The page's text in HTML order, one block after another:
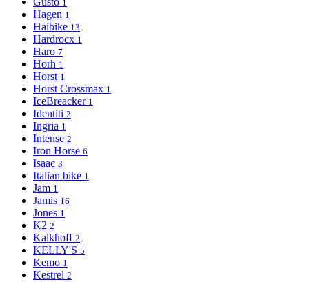
1
Hagen 1
Haibike 13
Hardrocx 1
Haro 7
Horh 1
Horst 1
Horst Crossmax 1
IceBreacker 1
Identiti 2
Ingria 1
Intense 2
Iron Horse 6
Isaac 3
Italian bike 1
Jam 1
Jamis 16
Jones 1
K2 2
Kalkhoff 2
KELLY'S 5
Kemo 1
Kestrel 2